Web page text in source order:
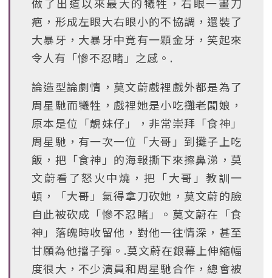
疤，形成左眼大右眼小的不協調，還裝了
大暴牙，大暴牙中竟有一顆金牙，笑起來
令人有「慘不忍睹」之感。.
論造型論劇情，莫文蔚戲裡戲外都是為了
周星馳而犧牲，戲裡她是小吃攤老闆娘，
原本是位「靚妹仔」，非常崇拜「食神」
周星馳，有一次一位「大哥」到攤子上吃
飯，把「食神」的海報撕下來擦鼻涕，莫
文蔚看了怒火中燒，把「大哥」教訓一
頓，「大哥」氣得拿刀砍她，莫文蔚的臉
自此被砍成「慘不忍睹」。莫文蔚在「食
神」落魄時收留他，對他一往情深，甚至
甘願為他擋子彈。.莫文蔚在銀幕上伸縮幅
度很大，不少演員和周星馳合作，總會被